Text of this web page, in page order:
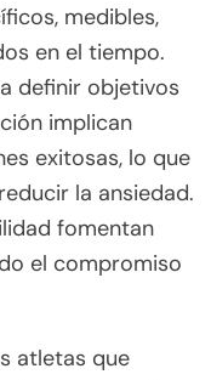
medibles,
en el tiempo.
definir objetivos
implican
exitosas, lo que
la ansiedad.
fomentan
el compromiso
atletas que